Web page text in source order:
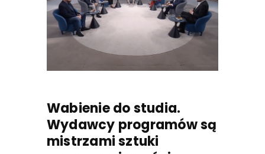
Wabienie do studia.
Wydawcy programów są
mistrzami sztuki